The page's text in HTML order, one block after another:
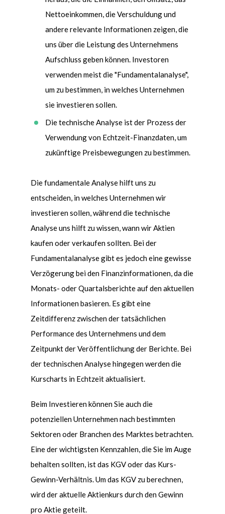
Nettoeinkommen, die Verschuldung und
andere relevante Informationen zeigen, die
uns über die Leistung des Unternehmens
Aufschluss geben können. Investoren
verwenden meist die "Fundamentalanalyse",
um zu bestimmen, in welches Unternehmen
sie investieren sollen.
Die technische Analyse ist der Prozess der
Verwendung von Echtzeit-Finanzdaten, um
zukünftige Preisbewegungen zu bestimmen.
Die fundamentale Analyse hilft uns zu
entscheiden, in welches Unternehmen wir
investieren sollen, während die technische
Analyse uns hilft zu wissen, wann wir Aktien
kaufen oder verkaufen sollten. Bei der
Fundamentalanalyse gibt es jedoch eine gewisse
Verzögerung bei den Finanzinformationen, da die
Monats- oder Quartalsberichte auf den aktuellen
Informationen basieren. Es gibt eine
Zeitdifferenz zwischen der tatsächlichen
Performance des Unternehmens und dem
Zeitpunkt der Veröffentlichung der Berichte. Bei
der technischen Analyse hingegen werden die
Kurscharts in Echtzeit aktualisiert.
Beim Investieren können Sie auch die
potenziellen Unternehmen nach bestimmten
Sektoren oder Branchen des Marktes betrachten.
Eine der wichtigsten Kennzahlen, die Sie im Auge
behalten sollten, ist das KGV oder das Kurs-
Gewinn-Verhältnis. Um das KGV zu berechnen,
wird der aktuelle Aktienkurs durch den Gewinn
pro Aktie geteilt.